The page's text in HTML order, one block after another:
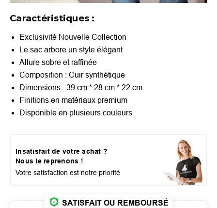
Caractéristiques :
Exclusivité Nouvelle Collection
Le sac arbore un style élégant
Allure sobre et raffinée
Composition : Cuir synthétique
Dimensions : 39 cm * 28 cm * 22 cm
Finitions en matériaux premium
Disponible en plusieurs couleurs
Insatisfait de votre achat ?
Nous le reprenons !
Votre satisfaction est notre priorité
SATISFAIT OU REMBOURSÉ